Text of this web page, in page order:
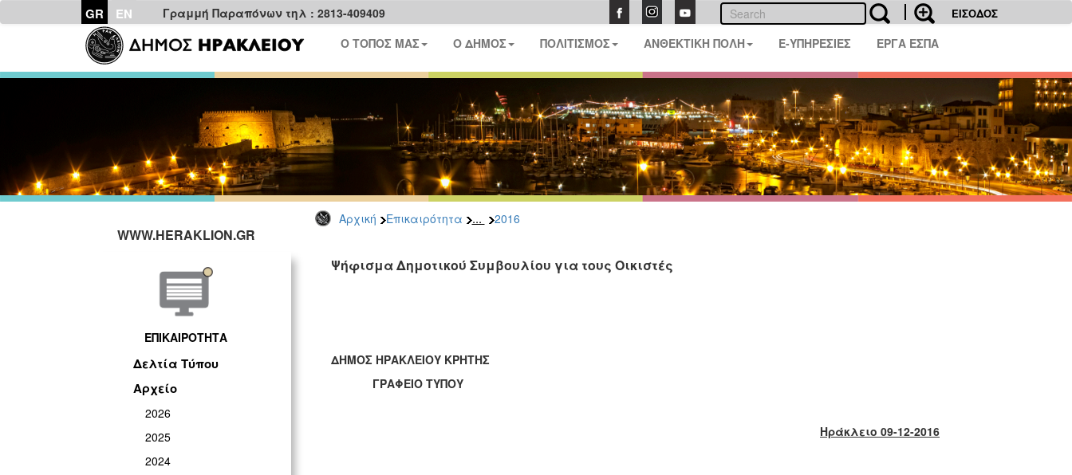
GR EN Γραμμή Παραπόνων τηλ : 2813-409409 ΕΙΣΟΔΟΣ
Ο ΤΟΠΟΣ ΜΑΣ Ο ΔΗΜΟΣ ΠΟΛΙΤΙΣΜΟΣ ΑΝΘΕΚΤΙΚΗ ΠΟΛΗ E-ΥΠΗΡΕΣΙΕΣ ΕΡΓΑ ΕΣΠΑ
Αρχική Επικαιρότητα ... 2016
WWW.HERAKLION.GR
ΕΠΙΚΑΙΡΟΤΗΤΑ
Δελτία Τύπου
Αρχείο
2026
2025
2024
Ψήφισμα Δημοτικού Συμβουλίου για τους Οικιστές
ΔΗΜΟΣ ΗΡΑΚΛΕΙΟΥ ΚΡΗΤΗΣ
ΓΡΑΦΕΙΟ ΤΥΠΟΥ
Ηράκλειο 09-12-2016